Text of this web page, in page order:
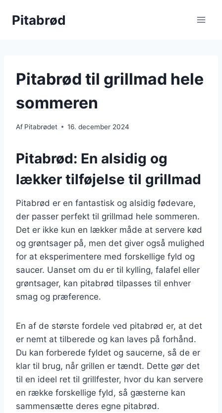
Pitabrød
Pitabrød til grillmad hele
sommeren
Af Pitabrødet 16. december 2024
Pitabrød: En alsidig og
lækker tilføjelse til grillmad
Pitabrød er en fantastisk og alsidig fødevare,
der passer perfekt til grillmad hele sommeren.
Det er ikke kun en lækker måde at servere kød
og grøntsager på, men det giver også mulighed
for at eksperimentere med forskellige fyld og
saucer. Uanset om du er til kylling, falafel eller
grøntsager, kan pitabrød tilpasses til enhver
smag og præference.
En af de største fordele ved pitabrød er, at det
er nemt at tilberede og kan laves på forhånd.
Du kan forberede fyldet og saucerne, så de er
klar til brug, når grillen er tændt. Dette gør det
til en ideel ret til grillfester, hvor du kan servere
en række forskellige fyld, så gæsterne kan
sammensætte deres egne pitabrød.